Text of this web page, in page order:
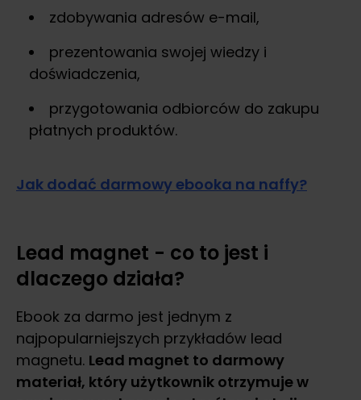
zdobywania adresów e-mail,
prezentowania swojej wiedzy i
doświadczenia,
przygotowania odbiorców do zakupu
płatnych produktów.
Jak dodać darmowy ebooka na naffy?
Lead magnet - co to jest i
dlaczego działa?
Ebook za darmo jest jednym z
najpopularniejszych przykładów lead
magnetu. Lead magnet to darmowy
materiał, który użytkownik otrzymuje w